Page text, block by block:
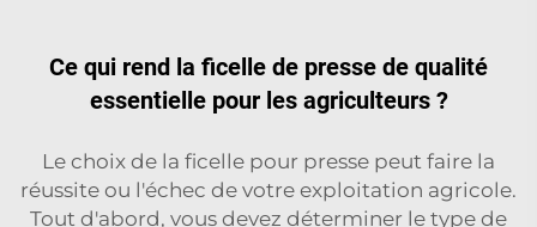
Ce qui rend la ficelle de presse de qualité
essentielle pour les agriculteurs ?
Le choix de la ficelle pour presse peut faire la
réussite ou l'échec de votre exploitation agricole.
Tout d'abord, vous devez déterminer le type de